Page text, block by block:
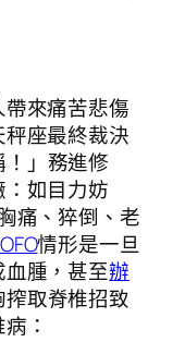
來痛苦悲傷
座最終裁決
！」務進修
如目力妨
痛、猝倒、老
情形是一旦
腫，甚至辦
搾取脊椎招致
：